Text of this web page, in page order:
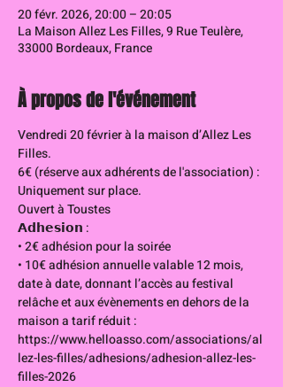
20 févr. 2026, 20:00 – 20:05
La Maison Allez Les Filles, 9 Rue Teulère,
33000 Bordeaux, France
À propos de l'événement
Vendredi 20 février à la maison d’Allez Les
Filles.
6€ (réserve aux adhérents de l'association) :
Uniquement sur place.
Ouvert à Toustes
𝗔𝗱𝗵𝗲𝘀𝗶𝗼𝗻 :
• 2€ adhésion pour la soirée
• 10€ adhésion annuelle valable 12 mois,
date à date, donnant l’accès au festival
relâche et aux évènements en dehors de la
maison a tarif réduit :
https://www.helloasso.com/associations/al
lez-les-filles/adhesions/adhesion-allez-les-
filles-2026